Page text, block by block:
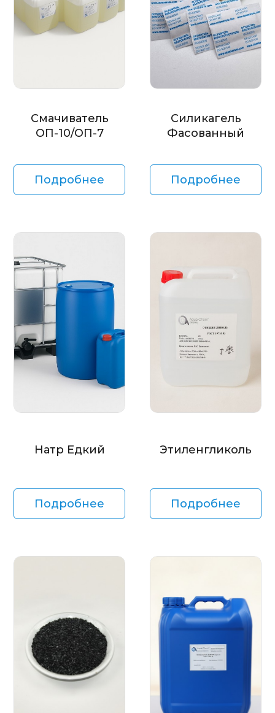
Смачиватель
ОП-10/ОП-7
Подробнее
Силикагель
Фасованный
Подробнее
Натр Едкий
Подробнее
Этиленгликоль
Подробнее